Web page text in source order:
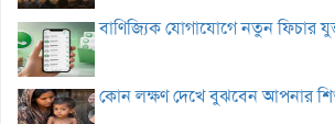
বাণিজ্যিক যোগাযোগে নতুন ফিচার
কোন লক্ষণ দেখে বুঝবেন আপনার